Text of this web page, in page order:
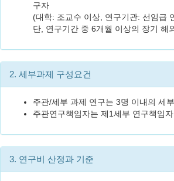
구자
(대학: 조교수 이상, 연구기관: 선임급
단, 연구기간 중 6개월 이상의 장기 해
2. 세부과제 구성요건
주관/세부 과제 연구는 3명 이내의 세
주관연구책임자는 제1세부 연구책임자
3. 연구비 산정과 기준